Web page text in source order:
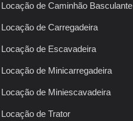
Locação de Caminhão Basculante
Locação de Carregadeira
Locação de Escavadeira
Locação de Minicarregadeira
Locação de Miniescavadeira
Locação de Trator